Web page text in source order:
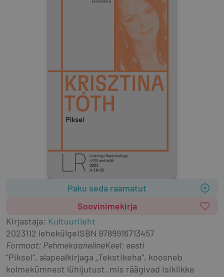
Paku seda raamatut
Soovinimekirja
Kirjastaja: Kultuurileht
2023112 lehekülgeISBN 9789916713457
Formaat: PehmekaanelineKeel: eesti
"Piksel“, alapealkirjaga „Tekstikeha“, koosneb
kolmekümnest lühijutust, mis räägivad isiklikke